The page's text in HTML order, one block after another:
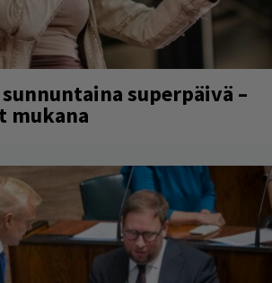
superpäivä –
mukana